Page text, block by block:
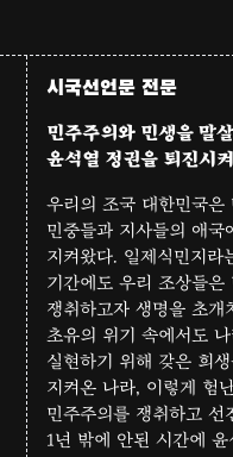
시국선언문 전문
민주주의와 민생을 말
윤석열 정권을 퇴진시
우리의 조국 대한민국
민중들과 지사들의 애
지켜왔다. 일제식민지라
기간에도 우리 조상들
쟁취하고자 생명을 초
초유의 위기 속에서도
실현하기 위해 갖은 희
지켜온 나라, 이렇게 험
민주주의를 쟁취하고
1년 밖에 안된 시간에